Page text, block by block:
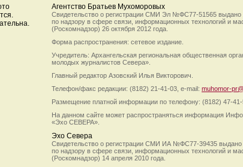
Агентство Братьев Мухоморовых
Свидетельство о регистрации СМИ Эл №ФС77-51565 выдано
по надзору в сфере связи, информационных технологий и
(Роскомнадзор) 26 октября 2012 года.
Форма распространения: сетевое издание.
Учредитель: Архангельская региональная общественная
молодых журналистов Севера».
Главный редактор Азовский Илья Викторович.
Телефон/факс редакции: (8182) 21-41-03, e-mail: muhomor-
Размещение платной информации по телефону: (8182) 47-41-
На данном сайте может распространяться информация
«Эхо СЕВЕРА».
Эхо Севера
Свидетельство о регистрации СМИ ИА №ФС77-39435 выдано
по надзору в сфере связи, информационных технологий и
(Роскомнадзор) 14 апреля 2010 года.